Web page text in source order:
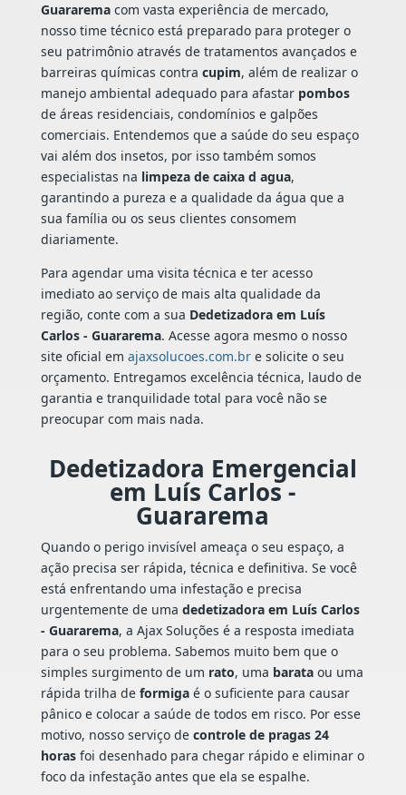
Guararemacom vasta experiência de mercado,
nosso time técnico está preparado para proteger o
seu patrimônio através de tratamentos avançados e
barreiras químicas contra cupim, além de realizar o
manejo ambiental adequado para afastar pombos
de áreas residenciais, condomínios e galpões
comerciais. Entendemos que a saúde do seu espaço
vai além dos insetos, por isso também somos
especialistas na limpeza de caixa d agua,
garantindo a pureza e a qualidade da água que a
sua família ou os seus clientes consomem
diariamente.
Para agendar uma visita técnica e ter acesso
imediato ao serviço de mais alta qualidade da
região, conte com a sua Dedetizadora em Luís
Carlos - Guararema. Acesse agora mesmo o nosso
site oficial em ajaxsolucoes.com.bre solicite o seu
orçamento. Entregamos excelência técnica, laudo de
garantia e tranquilidade total para você não se
preocupar com mais nada.
Dedetizadora Emergencial
em Luís Carlos -
Guararema
Quando o perigo invisível ameaça o seu espaço, a
ação precisa ser rápida, técnica e definitiva. Se você
está enfrentando uma infestação e precisa
urgentemente de uma dedetizadora em Luís Carlos
- Guararema, a Ajax Soluções é a resposta imediata
para o seu problema. Sabemos muito bem que o
simples surgimento de um rato, uma barataou uma
rápida trilha de formigaé o suficiente para causar
pânico e colocar a saúde de todos em risco. Por esse
motivo, nosso serviço de controle de pragas 24
horasfoi desenhado para chegar rápido e eliminar o
foco da infestação antes que ela se espalhe.